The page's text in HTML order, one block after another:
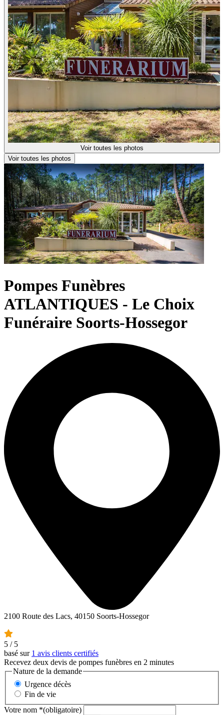
Voir toutes les photos
Voir toutes les photos
Pompes Funèbres
ATLANTIQUES - Le Choix
Funéraire Soorts-Hossegor
2100 Route des Lacs, 40150 Soorts-Hossegor
5 / 5
basé sur 1 avis clients certifiés
Recevez deux devis de pompes funèbres en 2 minutes
Nature de la demande
Urgence décès
Fin de vie
Votre nom *(obligatoire)